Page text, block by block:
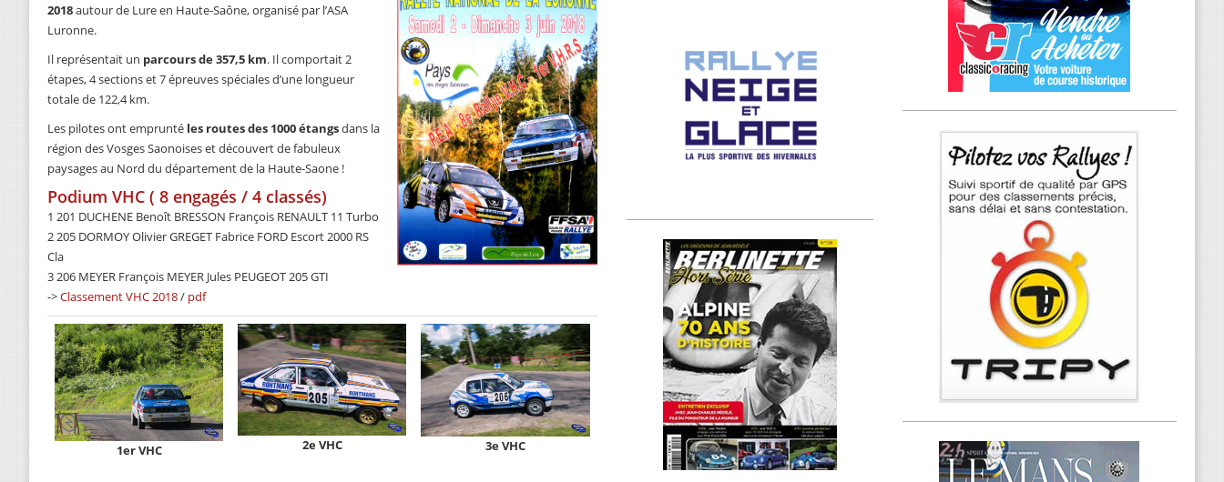
2018autour de Lure en Haute-Saône, organisé par l’ASA
Luronne.
Il représentait un parcours de 357,5 km. Il comportait 2
étapes, 4 sections et 7 épreuves spéciales d’une longueur
totale de 122,4 km.
Les pilotes ont emprunté les routes des 1000 étangsdans la
région des Vosges Saonoises et découvert de fabuleux
paysages au Nord du département de la Haute-Saone !
Podium VHC ( 8 engagés / 4 classés)
1 201 DUCHENE Benoît BRESSON François RENAULT 11 Turbo
2 205 DORMOY Olivier GREGET Fabrice FORD Escort 2000 RS
Cla
3 206 MEYER François MEYER Jules PEUGEOT 205 GTI
->Classement VHC 2018/ pdf
1er VHC 2e VHC 3e VHC